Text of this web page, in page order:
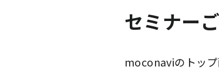
セミナー
moconaviのトップ